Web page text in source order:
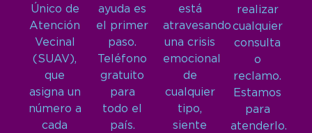
Único de
Atención
Vecinal
(SUAV),
que
asigna un
número a
cada
ayuda es
el primer
paso.
Teléfono
gratuito
para
todo el
país.
está
atravesando
una crisis
emocional
de
cualquier
tipo,
siente
realizar
cualquier
consulta
o
reclamo.
Estamos
para
atenderlo.